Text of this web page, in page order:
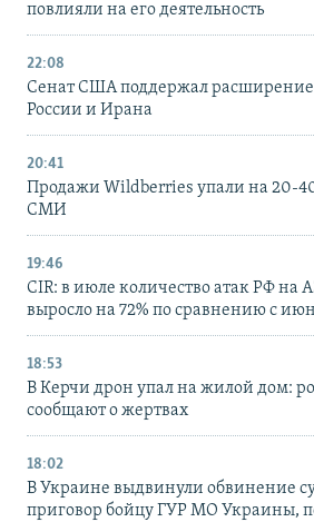
повлияли на его деятельность
22:08
Сенат США поддержал
России и Ирана
20:41
Продажи Wildberries упали на 20-
СМИ
19:46
CIR: в июле количество атак РФ на
выросло на 72% по сравнению с
18:53
В Керчи дрон упал на жилой дом:
сообщают о жертвах
18:02
В Украине выдвинули обвинение
приговор бойцу ГУР МО Украины,